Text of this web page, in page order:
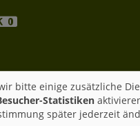
Fr 23.10.
Kino 1 | 2D
bitte einige zusätzliche
Statistiken
später jederzeit